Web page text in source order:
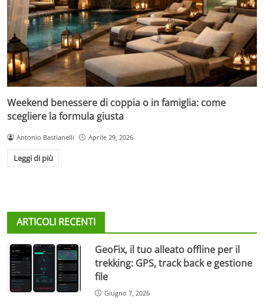
Weekend benessere di coppia o in famiglia: come
scegliere la formula giusta
Antonio Bastianelli Aprile 29, 2026
Leggi di più
ARTICOLI RECENTI
GeoFix, il tuo alleato offline per il
trekking: GPS, track back e gestione
file
Giugno 7, 2026